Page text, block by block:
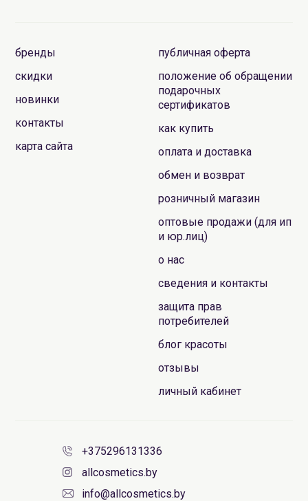
бренды
скидки
новинки
контакты
карта сайта
публичная оферта
положение об обращении
подарочных
сертификатов
как купить
оплата и доставка
обмен и возврат
розничный магазин
оптовые продажи (для ип
и юр.лиц)
о нас
сведения и контакты
защита прав
потребителей
блог красоты
отзывы
личный кабинет
+375296131336
allcosmetics.by
info@allcosmetics.by